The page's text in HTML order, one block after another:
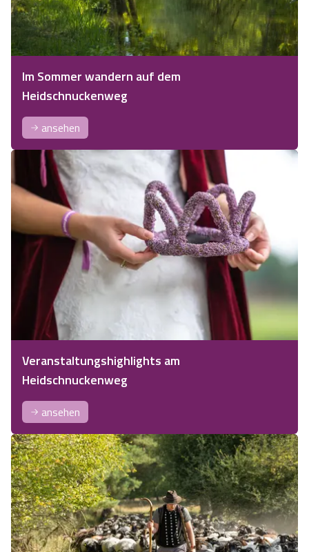
Im Sommer wandern auf dem
Heidschnuckenweg
ansehen
Veranstaltungshighlights am
Heidschnuckenweg
ansehen